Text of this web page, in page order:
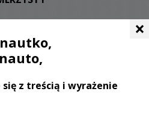
×
z treścią i wyrażenie